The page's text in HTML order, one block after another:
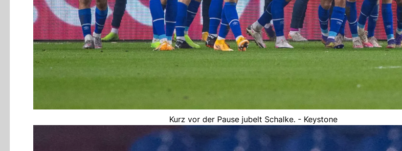
Kurz vor der Pause jubelt Schalke. - Keystone